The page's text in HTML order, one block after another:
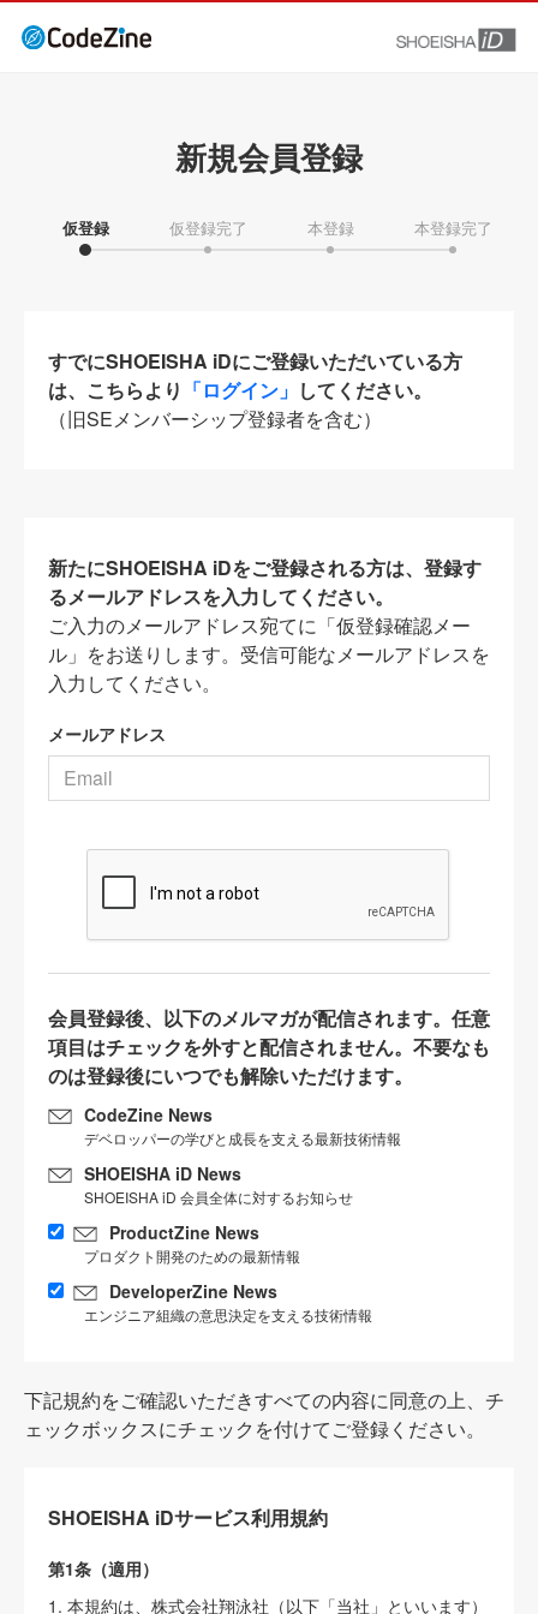
新規会員登録
仮登録 仮登録完了 本登録 本登録完了
すでにSHOEISHA iDにご登録いただいている方
は、こちらより 「ログイン」 してください。
（旧SEメンバーシップ登録者を含む）
新たにSHOEISHA iDをご登録される方は、登録す
るメールアドレスを入力してください。
ご入力のメールアドレス宛てに「仮登録確認メー
ル」をお送りします。受信可能なメールアドレスを
入力してください。
メールアドレス
会員登録後、以下のメルマガが配信されます。任意
項目はチェックを外すと配信されません。不要なも
のは登録後にいつでも解除いただけます。
CodeZine News
デベロッパーの学びと成長を支える最新技術情報
SHOEISHA iD News
SHOEISHA iD 会員全体に対するお知らせ
ProductZine News
プロダクト開発のための最新情報
DeveloperZine News
エンジニア組織の意思決定を支える技術情報
下記規約をご確認いただきすべての内容に同意の上、チ
ェックボックスにチェックを付けてご登録ください。
SHOEISHA iDサービス利用規約
第1条（適用）
1. 本規約は、株式会社翔泳社（以下「当社」といいます）